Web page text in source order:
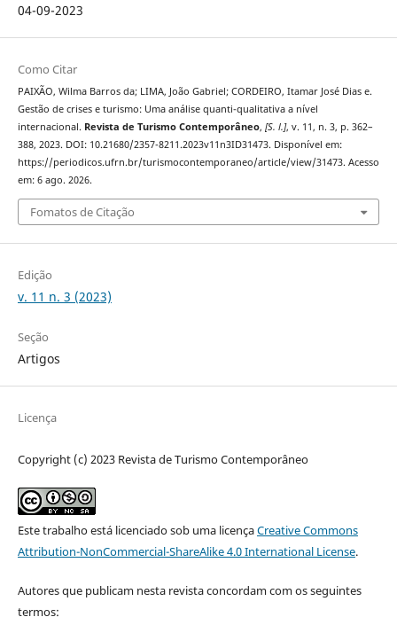
04-09-2023
Como Citar
PAIXÃO, Wilma Barros da; LIMA, João Gabriel; CORDEIRO, Itamar José Dias e.
Gestão de crises e turismo: Uma análise quanti-qualitativa a nível
internacional. Revista de Turismo Contemporâneo, [S. l.], v. 11, n. 3, p. 362–
388, 2023. DOI: 10.21680/2357-8211.2023v11n3ID31473. Disponível em:
https://periodicos.ufrn.br/turismocontemporaneo/article/view/31473. Acesso
em: 6 ago. 2026.
Fomatos de Citação
Edição
v. 11 n. 3 (2023)
Seção
Artigos
Licença
Copyright (c) 2023 Revista de Turismo Contemporâneo
Este trabalho está licenciado sob uma licençaCreative Commons
Attribution-NonCommercial-ShareAlike 4.0 International License.
Autores que publicam nesta revista concordam com os seguintes
termos: